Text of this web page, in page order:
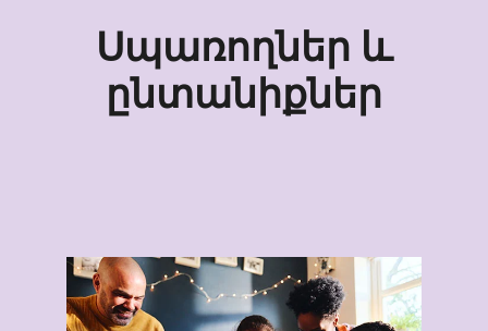
Սպառողներ և
ընտանիքներ
Սպառողներ